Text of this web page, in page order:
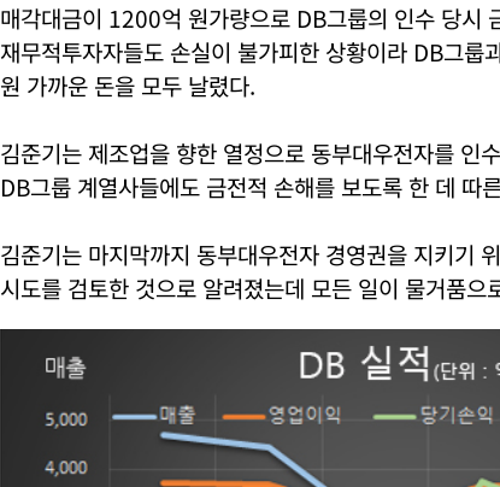
매각대금이 1200억 원가량으로 DB그룹의 인수 당시
재무적투자자들도 손실이 불가피한 상황이라 DB그
원 가까운 돈을 모두 날렸다.
김준기는 제조업을 향한 열정으로 동부대우전자를 인
DB그룹 계열사들에도 금전적 손해를 보도록 한 데 따
김준기는 마지막까지 동부대우전자 경영권을 지키기
시도를 검토한 것으로 알려졌는데 모든 일이 물거품으